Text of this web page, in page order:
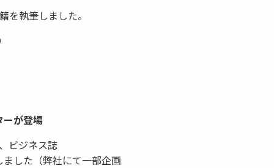
を執筆しました。
ーが登場
ビジネス誌
した（弊社にて一部企画